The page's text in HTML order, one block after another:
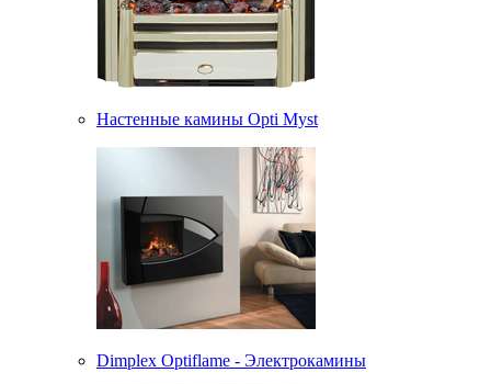
Настенные камины Opti Myst
Dimplex Optiflame - Электрокамины